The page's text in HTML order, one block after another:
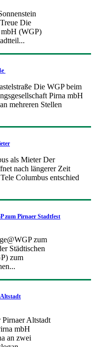
Die
mbH (WGP)
Die WGP beim
Pirna mbH
mehreren Stellen
als Mieter Der
nach längerer Zeit
Columbus entschied
zum Pirnaer Stadtfest
zum
Städtischen
zum
Altstadt
Altstadt
mbH
an zwei